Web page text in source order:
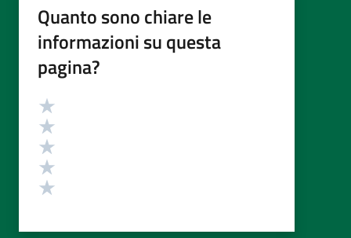
Quanto sono chiare le
informazioni su questa
pagina?
Valutazione